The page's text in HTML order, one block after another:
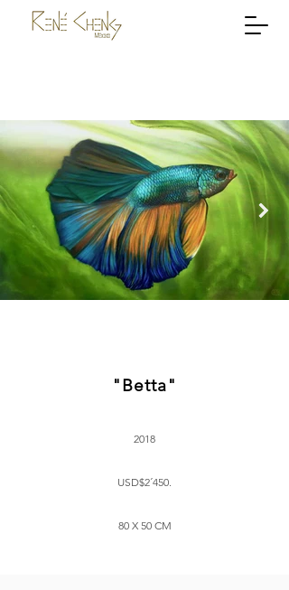
"Betta"
2018
USD$2´450.
80 X 50 CM